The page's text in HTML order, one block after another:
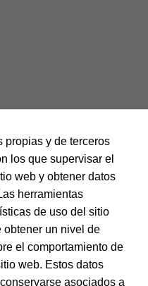
propias y de terceros
los que supervisar el
web y obtener datos
herramientas
de uso del sitio
un nivel de
el comportamiento de
web. Estos datos
asociados a
Estas cookies
un correcto
funcionamiento
de la web
durante la
visita. Si se
rechazan,
puede que
algunas
funcionalidades
desaparezcan.